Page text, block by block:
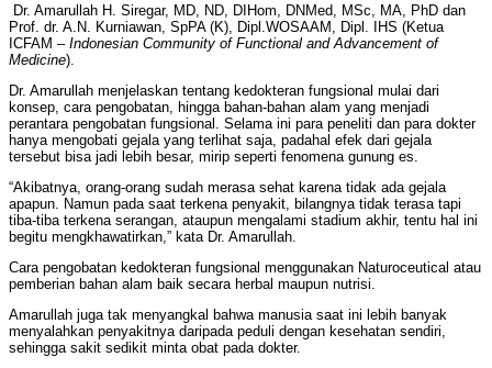
Dr. Amarullah H. Siregar, MD, ND, DIHom, DNMed, MSc, MA, PhD dan
Prof. dr. A.N. Kurniawan, SpPA (K), Dipl.WOSAAM, Dipl. IHS (Ketua
ICFAM – Indonesian Community of Functional and Advancement of
Medicine).
Dr. Amarullah menjelaskan tentang kedokteran fungsional mulai dari
konsep, cara pengobatan, hingga bahan-bahan alam yang menjadi
perantara pengobatan fungsional. Selama ini para peneliti dan para dokter
hanya mengobati gejala yang terlihat saja, padahal efek dari gejala
tersebut bisa jadi lebih besar, mirip seperti fenomena gunung es.
“Akibatnya, orang-orang sudah merasa sehat karena tidak ada gejala
apapun. Namun pada saat terkena penyakit, bilangnya tidak terasa tapi
tiba-tiba terkena serangan, ataupun mengalami stadium akhir, tentu hal ini
begitu mengkhawatirkan,” kata Dr. Amarullah.
Cara pengobatan kedokteran fungsional menggunakan Naturoceutical atau
pemberian bahan alam baik secara herbal maupun nutrisi.
Amarullah juga tak menyangkal bahwa manusia saat ini lebih banyak
menyalahkan penyakitnya daripada peduli dengan kesehatan sendiri,
sehingga sakit sedikit minta obat pada dokter.